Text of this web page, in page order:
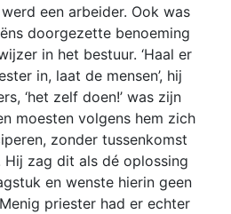
een arbeider. Ook was
doorgezette benoeming
in het bestuur. ‘Haal er
in, laat de mensen’, hij
‘het zelf doen!’ was zijn
moesten volgens hem zich
zonder tussenkomst
Hij zag dit als dé oplossing
en wenste hierin geen
priester had er echter